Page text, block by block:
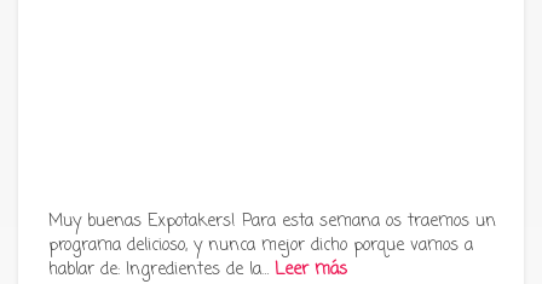
Muy buenas Expotakers! Para esta semana os traemos un
programa delicioso, y nunca mejor dicho porque vamos a
hablar de: Ingredientes de la… Leer más